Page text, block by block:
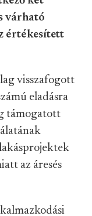
várható
értékesített
visszafogott
eladásra
támogatott
az áresés